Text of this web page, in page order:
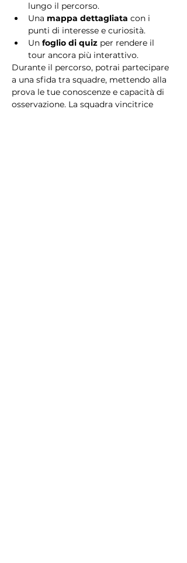
lungo il percorso.
Una mappa dettagliata con i
punti di interesse e curiosità.
Un foglio di quiz per rendere il
tour ancora più interattivo.
Durante il percorso, potrai partecipare
a una sfida tra squadre, mettendo alla
prova le tue conoscenze e capacità di
osservazione. La squadra vincitrice